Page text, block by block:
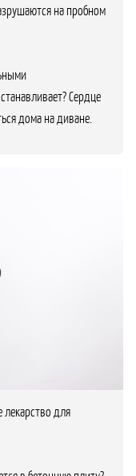
на пробном
Сердце
дома на диване.
для